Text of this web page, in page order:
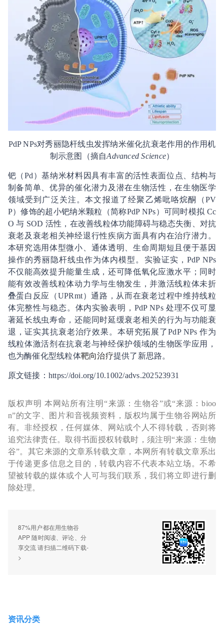
PdP NPs对秀丽隐杆线虫发挥纳米催化抗衰老作用的作用机
制示意图（摘自Advanced Science）
钯（Pd）基纳米材料因具有丰富的活性表面位点、结构与
制备简单、优异的催化潜力及潜在生物活性，在生物医学
领域受到广泛关注。本文报道了经聚乙烯吡咯烷酮（PV
P）修饰的超小钯纳米颗粒（简称PdP NPs）可同时模拟 Cc
O 与 SOD 活性，在改善线粒体功能障碍与稳态失衡、对抗
衰老及衰老相关神经退行性疾病方面具有内在治疗潜力。
本研究选用体型微小、通体透明、生命周期短且便于基因
操作的秀丽隐杆线虫作为体内模型。实验证实，PdP NPs
不仅能高效提升能量生成，还可降低氧化应激水平；同时
能有效改善线粒体动力学与生物发生，并激活线粒体未折
叠蛋白反应（UPRmt）通路，从而在衰老过程中维持线粒
体完整性与稳态。体内实验表明，PdP NPs 处理不仅可显
著延长线虫寿命，还能同时延缓衰老相关的行为与功能衰
退，证实其抗衰老治疗效果。本研究拓展了PdP NPs 作为
线粒体激活剂在抗衰老与神经保护领域的生物医学应用，
也为酶催化型线粒体靶向治疗提供了新思路。
原文链接：https://doi.org/10.1002/advs.202523931
版权声明 本网站所有注明“来源：生物谷”或“来源：bioo
n”的文字、图片和音视频资料，版权均属于生物谷网站所
有。非经授权，任何媒体、网站或个人不得转载，否则将
追究法律责任。取得书面授权转载时，须注明“来源：生物
谷”。其它来源的文章系转载文章，本网所有转载文章系出
于传递更多信息之目的，转载内容不代表本站立场。不希
望被转载的媒体或个人可与我们联系，我们将立即进行删
除处理。
87%用户都在用生物谷
APP 随时阅读、评论、分
享交流 请扫描二维码下载-
>
资讯分类